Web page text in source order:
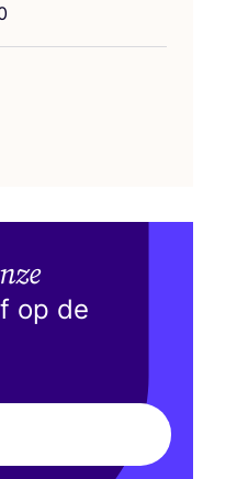
op de